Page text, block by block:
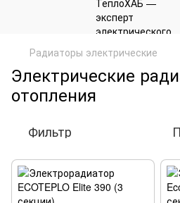
Радиаторы электрические
Электрические
отопления
Фильтр